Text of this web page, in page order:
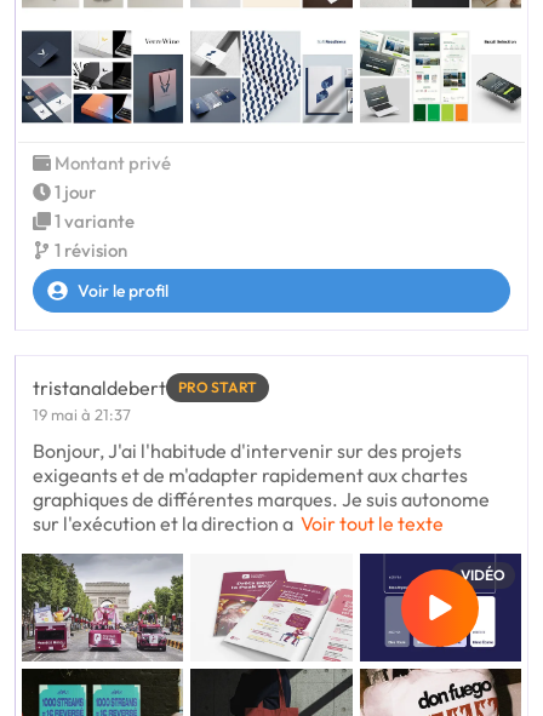
Montant privé
1 jour
1 variante
1 révision
Voir le profil
tristanaldebert PRO START
19 mai à 21:37
Bonjour, J'ai l'habitude d'intervenir sur des projets
exigeants et de m'adapter rapidement aux chartes
graphiques de différentes marques. Je suis autonome
sur l'exécution et la direction a Voir tout le texte
VIDÉO